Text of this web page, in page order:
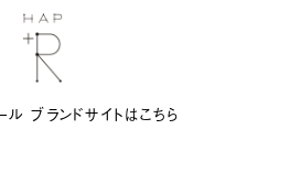
ル ブランドサイトはこちら